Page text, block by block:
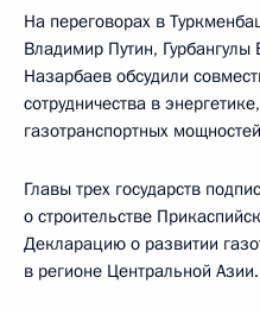
На переговорах в
Владимир Путин,
Назарбаев обсудили
сотрудничества в
газотранспортных
Главы трех государств
о строительстве
Декларацию о развитии
в регионе Центральной Азии.